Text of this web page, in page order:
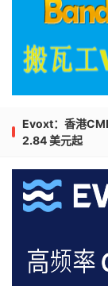
Evoxt：香港
2.84 美元起